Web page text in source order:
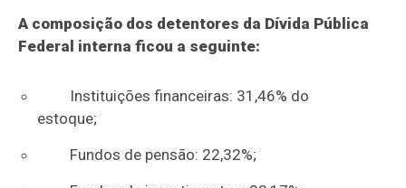
A composição dos detentores da Dívida Pública
Federal interna ficou a seguinte:
Instituições financeiras: 31,46% do
estoque;
Fundos de pensão: 22,32%;